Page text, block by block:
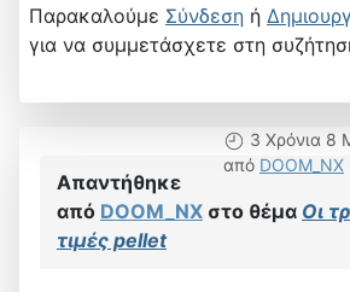
Παρακαλούμε Σύνδεση ή
για να συμμετάσχετε στη
3 Χρόνια 8
από DOOM_NX
Απαντήθηκε
από DOOM_NX στο θέμα Οι
τιμές pellet